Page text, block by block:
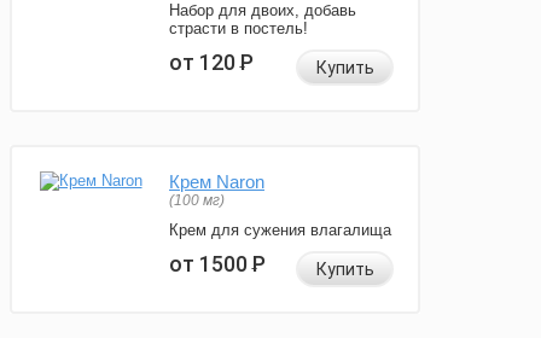
Набор для двоих, добавь
страсти в постель!
от 120Р Купить
Крем Naron
(100 мг)
Крем для сужения влагалища
от 1500Р Купить